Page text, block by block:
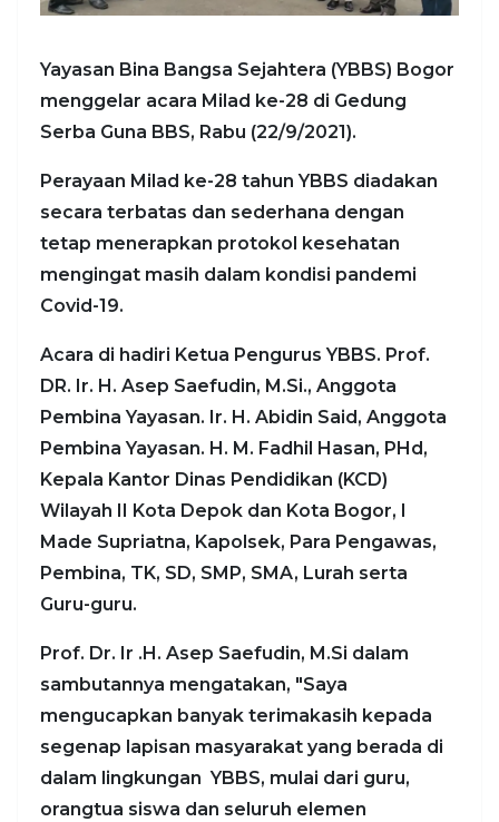
Yayasan Bina Bangsa Sejahtera (YBBS) Bogor
menggelar acara Milad ke-28 di Gedung
Serba Guna BBS, Rabu (22/9/2021).
Perayaan Milad ke-28 tahun YBBS diadakan
secara terbatas dan sederhana dengan
tetap menerapkan protokol kesehatan
mengingat masih dalam kondisi pandemi
Covid-19.
Acara di hadiri Ketua Pengurus YBBS. Prof.
DR. Ir. H. Asep Saefudin, M.Si., Anggota
Pembina Yayasan. Ir. H. Abidin Said, Anggota
Pembina Yayasan. H. M. Fadhil Hasan, PHd,
Kepala Kantor Dinas Pendidikan (KCD)
Wilayah II Kota Depok dan Kota Bogor, I
Made Supriatna, Kapolsek, Para Pengawas,
Pembina, TK, SD, SMP, SMA, Lurah serta
Guru-guru.
Prof. Dr. Ir .H. Asep Saefudin, M.Si dalam
sambutannya mengatakan, "Saya
mengucapkan banyak terimakasih kepada
segenap lapisan masyarakat yang berada di
dalam lingkungan YBBS, mulai dari guru,
orangtua siswa dan seluruh elemen